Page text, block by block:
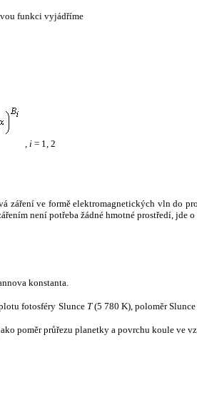
funkci vyjádříme
, i = 1, 2
záření ve formě elektromagnetických vln do
není potřeba žádné hmotné prostředí, jde
konstanta.
fotosféry Slunce T(5 780 K), poloměr Slunce
poměr průřezu planetky a povrchu koule ve